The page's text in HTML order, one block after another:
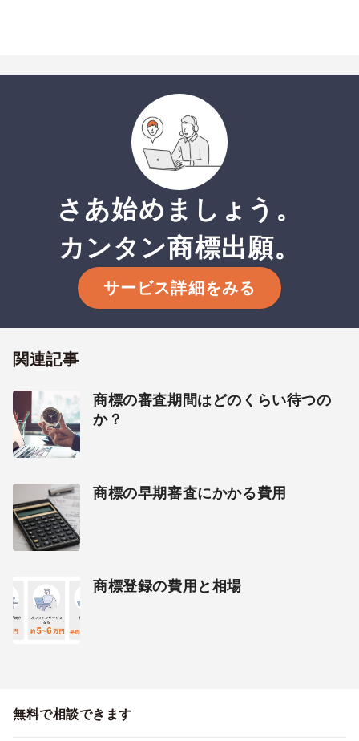
さあ始めましょう。
カンタン商標出願。
サービス詳細をみる
無料で相談できます
関連記事
商標の審査期間はどのくらい待つの
か？
商標の早期審査にかかる費用
商標登録の費用と相場